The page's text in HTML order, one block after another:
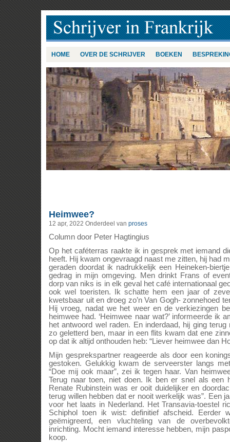
HOME OVER DE SCHRIJVER BOEKEN
Heimwee?
12 apr, 2022 Onderdeel van proses
Column door Peter Hagtingius
Op het caféterras raakte ik in gesprek met iemand
heeft. Hij kwam ongevraagd naast me zitten, hij had
geraden doordat ik nadrukkelijk een Heineken-
gedrag in mijn omgeving. Men drinkt Frans of
dorp van niks is in elk geval het café internationaal
ook wel toeristen. Ik schatte hem een jaar of
kwetsbaar uit en droeg zo’n Van Gogh- zonnehoed
Hij vroeg, nadat we het weer en de verkiezingen
heimwee had. ‘Heimwee naar wat?’ informeerde ik
het antwoord wel raden. En inderdaad, hij ging
zo geletterd ben, maar in een flits kwam dat ene
op dat ik altijd onthouden heb: “Liever heimwee dan
Mijn gesprekspartner reageerde als door een
gestoken. Gelukkig kwam de serveerster langs
“Doe mij ook maar”, zei ik tegen haar. Van
Terug naar toen, niet doen. Ik ben er snel als een
Renate Rubinstein was er ooit duidelijker en
terug willen hebben dat er nooit werkelijk was”. Een
voor het laats in Nederland. Het Transavia-toestel
Schiphol toen ik wist: definitief afscheid. Eerder
geëmigreerd, een vluchteling van de
inrichting. Mocht iemand interesse hebben, mijn
koop.